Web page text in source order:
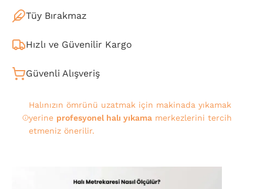
Tüy Bırakmaz
Hızlı ve Güvenilir Kargo
Güvenli Alışveriş
Halınızın ömrünü uzatmak için makinada yıkamak
yerine profesyonel halı yıkamamerkezlerini tercih
etmeniz önerilir.